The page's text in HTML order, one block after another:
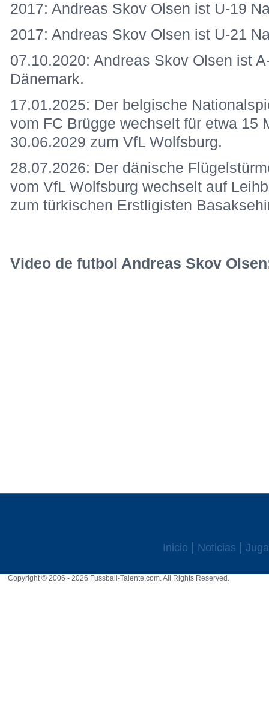
2017: Andreas Skov Olsen ist U-19
2017: Andreas Skov Olsen ist U-21
07.10.2020: Andreas Skov Olsen ist
Dänemark.
17.01.2025: Der belgische
vom FC Brügge wechselt für etwa 15
30.06.2029 zum VfL Wolfsburg.
28.07.2026: Der dänische
vom VfL Wolfsburg wechselt auf
zum türkischen Erstligisten
Video de futbol Andreas Skov
Inicio Noticias
Copyright © 2006 - 2026 Fussball-Talente.com. All Rights Reserved.